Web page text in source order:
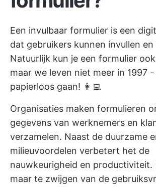
Een invulbaar formulier is een
dat gebruikers kunnen invullen
Natuurlijk kun je een formulier
maar we leven niet meer in 1997
papierloos gaan! 👩‍💻
Organisaties maken formulieren
gegevens van werknemers en
verzamelen. Naast de duurzame
milieuvoordelen verbetert het de
nauwkeurigheid en productiviteit.
maar te zwijgen van de